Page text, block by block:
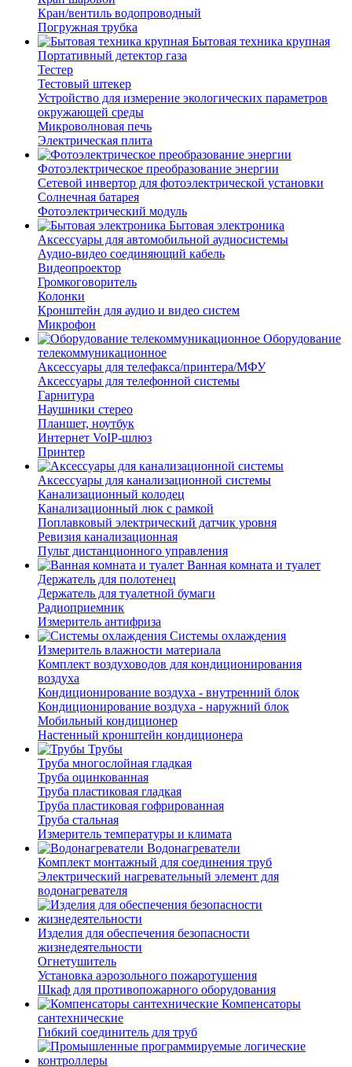
Кран/вентиль водопроводный
Погружная трубка
Бытовая техника крупная
Портативный детектор газа
Тестер
Тестовый штекер
Устройство для измерение экологических параметров
окружающей среды
Микроволновая печь
Электрическая плита
Фотоэлектрическое преобразование энергии
Сетевой инвертор для фотоэлектрической установки
Солнечная батарея
Фотоэлектрический модуль
Бытовая электроника
Аксессуары для автомобильной аудиосистемы
Аудио-видео соединяющий кабель
Видеопроектор
Громкоговоритель
Колонки
Кронштейн для аудио и видео систем
Микрофон
Оборудование
телекоммуникационное
Аксессуары для телефакса/принтера/МФУ
Аксессуары для телефонной системы
Гарнитура
Наушники стерео
Планшет, ноутбук
Интернет VoIP-шлюз
Принтер
Аксессуары для канализационной системы
Канализационный колодец
Канализационный люк с рамкой
Поплавковый электрический датчик уровня
Ревизия канализационная
Пульт дистанционного управления
Ванная комната и туалет
Держатель для полотенец
Держатель для туалетной бумаги
Радиоприемник
Измеритель антифриза
Системы охлаждения
Измеритель влажности материала
Комплект воздуховодов для кондиционирования
воздуха
Кондиционирование воздуха - внутренний блок
Кондиционирование воздуха - наружний блок
Мобильный кондиционер
Настенный кронштейн кондиционера
Трубы
Труба многослойная гладкая
Труба оцинкованная
Труба пластиковая гладкая
Труба пластиковая гофрированная
Труба стальная
Измеритель температуры и климата
Водонагреватели
Комплект монтажный для соединения труб
Электрический нагревательный элемент для
водонагревателя
Изделия для обеспечения безопасности
жизнедеятельности
Огнетушитель
Установка аэрозольного пожаротушения
Шкаф для противопожарного оборудования
Компенсаторы
сантехнические
Гибкий соединитель для труб